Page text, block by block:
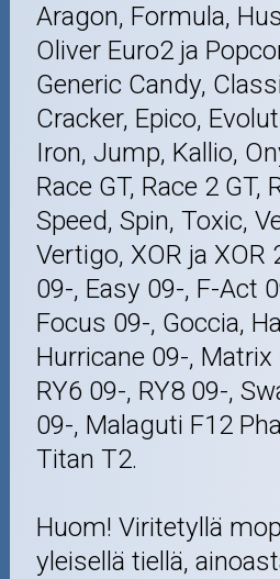
Aragon, Formula,
Oliver Euro2 ja
Generic Candy,
Cracker, Epico,
Iron, Jump, Kallio,
Race GT, Race 2 GT,
Speed, Spin, Toxic,
Vertigo, XOR ja XOR
09-, Easy 09-, F-Act
Focus 09-, Goccia,
Hurricane 09-, Matrix
RY6 09-, RY8 09-,
09-, Malaguti F12
Titan T2.
Huom! Viritetyllä
yleisellä tiellä,